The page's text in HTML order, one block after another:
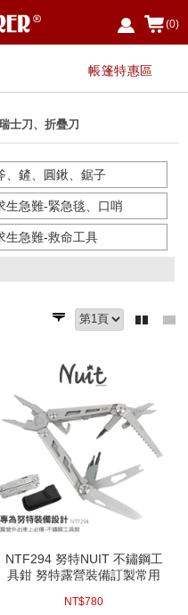
(0)
帳篷特惠區
士刀、折疊刀
、鏟、圓鍬、鋸子
生急難-緊急毯、口哨
生急難-救命工具
NTF294 努特NUIT 不鏽鋼工
具鉗 努特露營裝備訂製常用
子一字起子六角板手鋸子
NT$780